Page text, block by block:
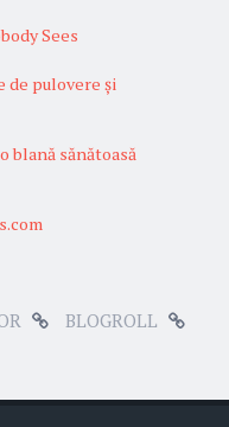
Sees
de pulovere și
blană sănătoasă
BLOGROLL